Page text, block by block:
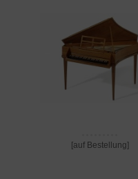
[auf Bestellung]